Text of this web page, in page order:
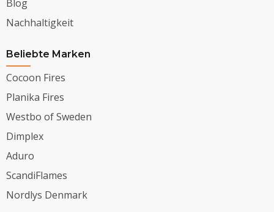
Blog
Nachhaltigkeit
Beliebte Marken
Cocoon Fires
Planika Fires
Westbo of Sweden
Dimplex
Aduro
ScandiFlames
Nordlys Denmark